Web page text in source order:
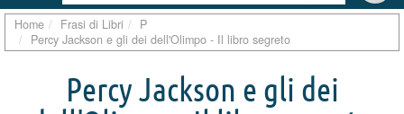
Home Frasi di Libri
P
Percy Jackson e gli dei dell'Olimpo - Il libro segreto
Percy Jackson e gli dei